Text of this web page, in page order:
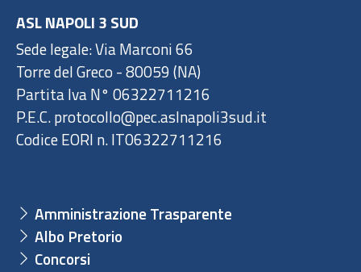
ASL NAPOLI 3 SUD
Sede legale: Via Marconi 66
Torre del Greco - 80059 (NA)
Partita Iva N° 06322711216
P.E.C. protocollo@pec.aslnapoli3sud.it
Codice EORI n. IT06322711216
Amministrazione Trasparente
Albo Pretorio
Concorsi